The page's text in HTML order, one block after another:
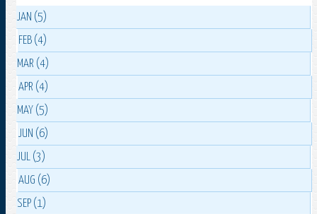
JAN (5)
FEB (4)
MAR (4)
APR (4)
MAY (5)
JUN (6)
JUL (3)
AUG (6)
SEP (1)